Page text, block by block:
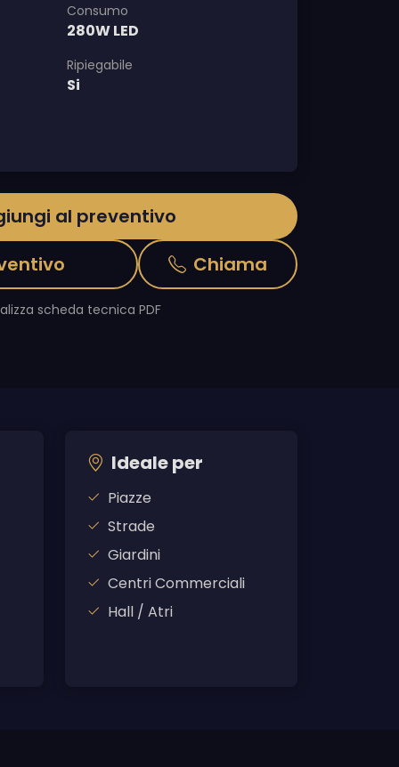
Consumo
280W LED
Ripiegabile
Si
al preventivo
Chiama
scheda tecnica PDF
Ideale per
Piazze
Strade
Giardini
Centri Commerciali
Hall / Atri